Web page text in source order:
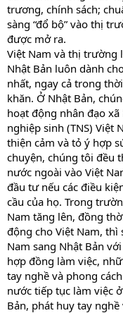
trương, chính sách;
sàng “đổ bộ” vào thị
được mở ra.
Việt Nam và thị trường
Nhật Bản luôn dành
nhất, ngay cả trong
khăn. Ở Nhật Bản,
hoạt động nhân đạo
nghiệp sinh (TNS) Việt
thiện cảm và tỏ ý hợp
chuyện, chúng tôi đều
nước ngoài vào Việt
đầu tư nếu các điều
cầu của họ. Trong
Nam tăng lên, đồng
động cho Việt Nam, thì
Nam sang Nhật Bản
hợp đồng làm việc,
tay nghề và phong
nước tiếp tục làm việc
Bản, phát huy tay